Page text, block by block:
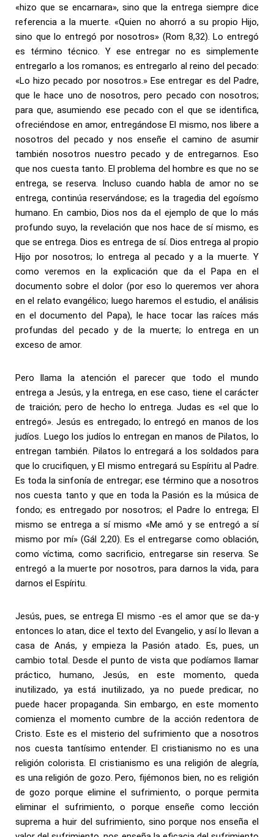
«hizo que se encarnara», sino que la entrega siempre dice
referencia a la muerte. «Quien no ahorró a su propio Hijo,
sino que lo entregó por nosotros» (Rom 8,32). Lo entregó
es término técnico. Y ese entregar no es simplemente
entregarlo a los romanos; es entregarlo al reino del pecado:
«Lo hizo pecado por nosotros.» Ese entregar es del Padre,
que le hace uno de nosotros, pero pecado con nosotros;
para que, asumiendo ese pecado con el que se identifica,
ofreciéndose en amor, entregándose El mismo, nos libere a
nosotros del pecado y nos enseñe el camino de asumir
también nosotros nuestro pecado y de entregarnos. Eso
que nos cuesta tanto. El problema del hombre es que no se
entrega, se reserva. Incluso cuando habla de amor no se
entrega, continúa reservándose; es la tragedia del egoísmo
humano. En cambio, Dios nos da el ejemplo de que lo más
profundo suyo, la revelación que nos hace de sí mismo, es
que se entrega. Dios es entrega de sí. Dios entrega al propio
Hijo por nosotros; lo entrega al pecado y a la muerte. Y
como veremos en la explicación que da el Papa en el
documento sobre el dolor (por eso lo queremos ver ahora
en el relato evangélico; luego haremos el estudio, el análisis
en el documento del Papa), le hace tocar las raíces más
profundas del pecado y de la muerte; lo entrega en un
exceso de amor.
Pero llama la atención el parecer que todo el mundo
entrega a Jesús, y la entrega, en ese caso, tiene el carácter
de traición; pero de hecho lo entrega. Judas es «el que lo
entregó». Jesús es entregado; lo entregó en manos de los
judíos. Luego los judíos lo entregan en manos de Pilatos, lo
entregan también. Pilatos lo entregará a los soldados para
que lo crucifiquen, y El mismo entregará su Espíritu al Padre.
Es toda la sinfonía de entregar; ese término que a nosotros
nos cuesta tanto y que en toda la Pasión es la música de
fondo; es entregado por nosotros; el Padre lo entrega; El
mismo se entrega a sí mismo «Me amó y se entregó a sí
mismo por mí» (Gál 2,20). Es el entregarse como oblación,
como víctima, como sacrificio, entregarse sin reserva. Se
entregó a la muerte por nosotros, para darnos la vida, para
darnos el Espíritu.
Jesús, pues, se entrega El mismo -es el amor que se da-y
entonces lo atan, dice el texto del Evangelio, y así lo llevan a
casa de Anás, y empieza la Pasión atado. Es, pues, un
cambio total. Desde el punto de vista que podíamos llamar
práctico, humano, Jesús, en este momento, queda
inutilizado, ya está inutilizado, ya no puede predicar, no
puede hacer propaganda. Sin embargo, en este momento
comienza el momento cumbre de la acción redentora de
Cristo. Este es el misterio del sufrimiento que a nosotros
nos cuesta tantísimo entender. El cristianismo no es una
religión colorista. El cristianismo es una religión de alegría,
es una religión de gozo. Pero, fijémonos bien, no es religión
de gozo porque elimine el sufrimiento, o porque permita
eliminar el sufrimiento, o porque enseñe como lección
suprema a huir del sufrimiento, sino porque nos enseña el